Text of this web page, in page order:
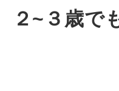
~３歳で